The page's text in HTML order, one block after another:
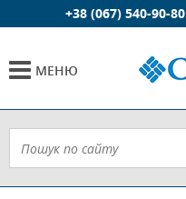
+38 (067) 540-90-80
МЕНЮ